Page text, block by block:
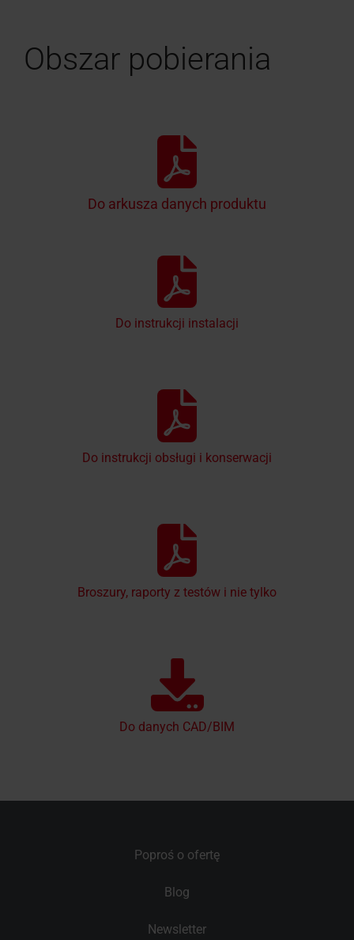
Obszar pobierania
Do arkusza danych produktu
Do instrukcji instalacji
Do instrukcji obsługi i konserwacji
Broszury, raporty z testów i nie tylko
Do danych CAD/BIM
Poproś o ofertę
Blog
Newsletter